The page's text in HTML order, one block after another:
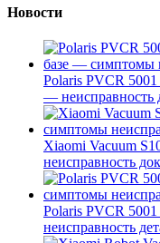
Новости
Polaris PVCR 5001
— неисправность
Xiaomi Vacuum
неисправность
Polaris PVCR
неисправность